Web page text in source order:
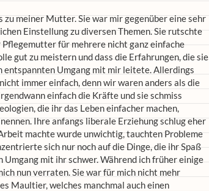
meiner Mutter. Sie war mir gegenüber eine sehr
Einstellung zu diversen Themen. Sie rutschte
für mehrere nicht ganz einfache
gut zu meistern und dass die Erfahrungen, die sie
entspannten Umgang mit mir leitete. Allerdings
immer einfach, denn wir waren anders als die
einfach die Kräfte und sie schmiss
die ihr das Leben einfacher machen,
Ihre anfangs liberale Erziehung schlug eher
machte wurde unwichtig, tauchten Probleme
sich nur noch auf die Dinge, die ihr Spaß
mit ihr schwer. Während ich früher einige
nun verraten. Sie war für mich nicht mehr
Maultier, welches manchmal auch einen